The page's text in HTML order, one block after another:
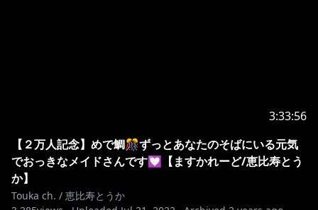
3:33:56
【２万人記念】めで鯛🎊ずっとあなたのそばにいる元気
でおっきなメイドさんです💟【ますかれーど/恵比寿とう
か】
Touka ch. / 恵比寿とうか